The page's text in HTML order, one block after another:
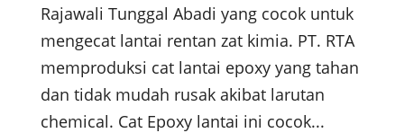
Rajawali Tunggal Abadi yang cocok untuk
mengecat lantai rentan zat kimia. PT. RTA
memproduksi cat lantai epoxy yang tahan
dan tidak mudah rusak akibat larutan
chemical. Cat Epoxy lantai ini cocok...